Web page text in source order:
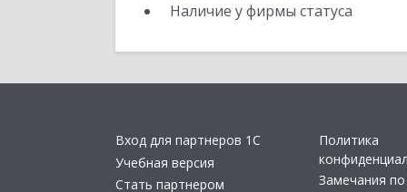
Наличие у фирмы статуса
Вход для партнеров 1С
Учебная версия
Стать партнером
Политика
Замечания по